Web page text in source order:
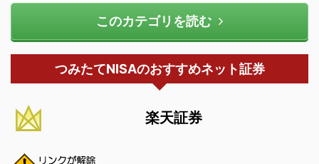
このカテゴリを読む
つみたてNISAのおすすめネット証券
楽天証券